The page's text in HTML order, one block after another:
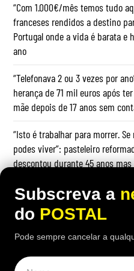
“Com 1.000€/mês temos tudo
franceses rendidos a destino
Portugal onde a vida é barata e
ano
“Telefonava 2 ou 3 vezes por
herança de 71 mil euros após
mãe depois de 17 anos sem
“Isto é trabalhar para morrer.
podes viver”: pasteleiro
descontou durante 45 anos mas
OPINIÃO
Do amor ao ódio vai apenas um
Subscreva a
do POSTAL
Pode sempre cancelar a